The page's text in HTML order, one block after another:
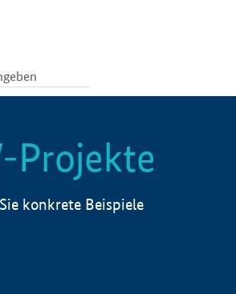
Projekte
konkrete Beispiele